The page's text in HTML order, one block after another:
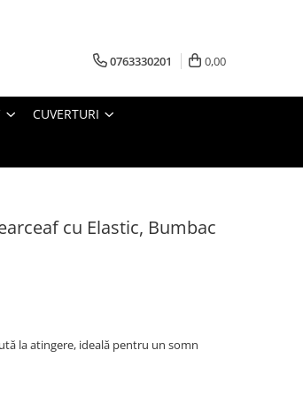
0763330201 0,00
CUVERTURI
cu Elastic, Bumbac
la atingere, ideală pentru un somn